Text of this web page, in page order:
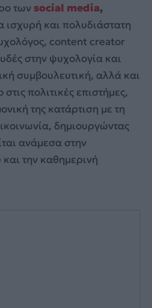
των social media,
ισχυρή και πολυδιάστατη
content creator
στην ψυχολογία και
συμβουλευτική, αλλά και
πολιτικές επιστήμες,
της κατάρτιση με τη
δημιουργώντας
ανάμεσα στην
την καθημερινή